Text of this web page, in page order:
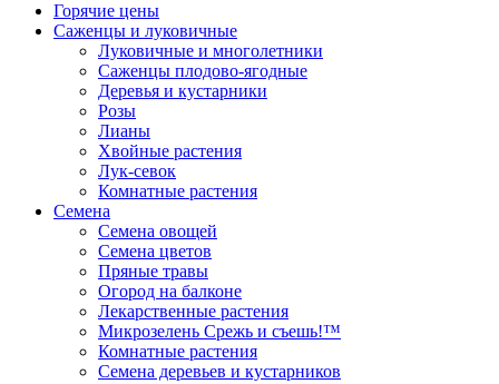
Горячие цены
Саженцы и луковичные
Луковичные и многолетники
Саженцы плодово-ягодные
Деревья и кустарники
Розы
Лианы
Хвойные растения
Лук-севок
Комнатные растения
Семена
Семена овощей
Семена цветов
Пряные травы
Огород на балконе
Лекарственные растения
Микрозелень Срежь и съешь!™
Комнатные растения
Семена деревьев и кустарников